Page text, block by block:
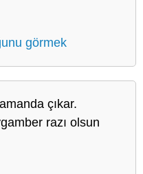
görmek
çıkar.
razı olsun